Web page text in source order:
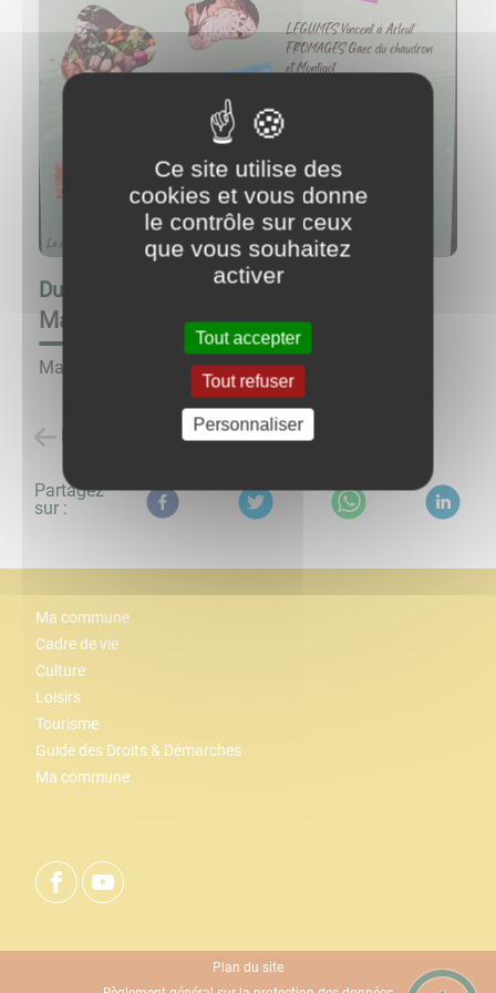
Du 30/08/26 à 10:00 au 30/08/26 à 14:00
Marché à la ferme GAEC du Chaudron
Marché à la ferme.
Retour à la liste des évènements
Partagez
sur :
Ma commune
Cadre de vie
Culture
Loisirs
Tourisme
Guide des Droits & Démarches
Ma commune
Plan du site
Ce site utilise des
cookies et vous donne
le contrôle sur ceux
que vous souhaitez
activer
Tout accepter
Tout refuser
Personnaliser